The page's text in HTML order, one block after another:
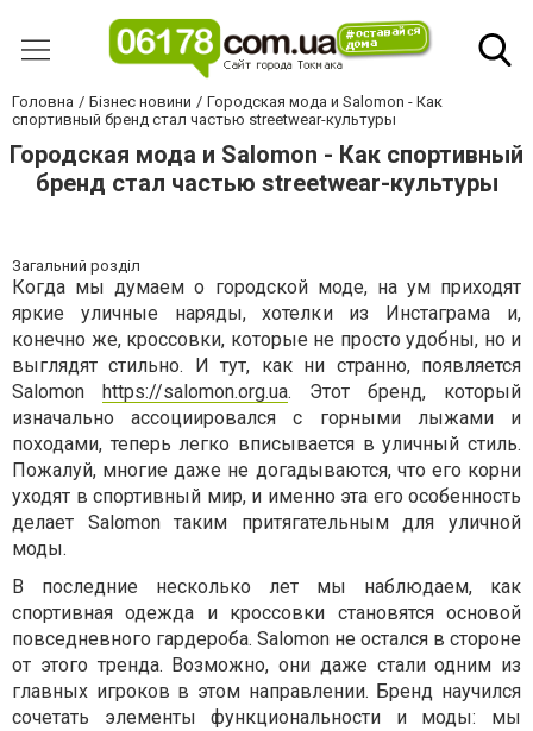
Головна Бізнес новини
Городская мода и Salomon - Как
спортивный бренд стал частью streetwear-культуры
Городская мода и Salomon - Как спортивный
бренд стал частью streetwear-культуры
Загальний розділ
Когда мы думаем о городской моде, на ум приходят
яркие уличные наряды, хотелки из Инстаграма и,
конечно же, кроссовки, которые не просто удобны, но и
выглядят стильно. И тут, как ни странно, появляется
Salomon
https://salomon.org.ua. Этот бренд, который
изначально ассоциировался с горными лыжами и
походами, теперь легко вписывается в уличный стиль.
Пожалуй, многие даже не догадываются, что его корни
уходят в спортивный мир, и именно эта его особенность
делает Salomon таким притягательным для уличной
моды.
В последние несколько лет мы наблюдаем, как
спортивная одежда и кроссовки становятся основой
повседневного гардероба. Salomon не остался в стороне
от этого тренда. Возможно, они даже стали одним из
главных игроков в этом направлении. Бренд научился
сочетать элементы функциональности и моды: мы